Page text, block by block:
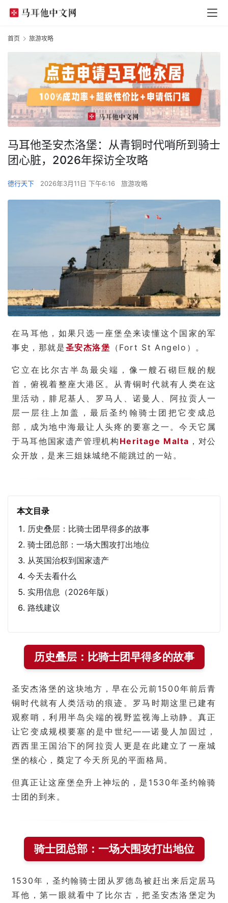
首页 旅游攻略
马耳他圣安杰洛堡：从青铜时代哨所到骑士
团心脏，2026年探访全攻略
德行天下 2026年3月11日 下午6:16 旅游攻略
在马耳他，如果只选一座堡垒来读懂这个国家的军
事史，那就是圣安杰洛堡 （Fort St Angelo）。
它立在比尔古半岛最尖端，像一艘石砌巨舰的舰
首，俯视着整座大港区。从青铜时代就有人类在这
里活动，腓尼基人、罗马人、诺曼人、阿拉贡人一
层一层往上加盖，最后圣约翰骑士团把它变成总
部，成为地中海最让人头疼的要塞之一。今天它属
于马耳他国家遗产管理机构 Heritage Malta ，对公
众开放，是来三姐妹城绝不能跳过的一站。
本文目录
历史叠层：比骑士团早得多的故事
骑士团总部：一场大围攻打出地位
从英国治权到国家遗产
今天去看什么
实用信息（2026年版）
路线建议
历史叠层：比骑士团早得多的故事
圣安杰洛堡的这块地方，早在公元前1500年前后青
铜时代就有人类活动的痕迹。罗马时期这里已建有
观察哨，利用半岛尖端的视野监视海上动静。真正
让它变成规模要塞的是中世纪——诺曼人加固过，
西西里王国治下的阿拉贡人更是在此建立了一座城
堡的核心，奠定了今天所见的平面格局。
但真正让这座堡垒升上神坛的，是1530年圣约翰骑
士团的到来。
骑士团总部：一场大围攻打出地位
1530年，圣约翰骑士团从罗德岛被赶出来后定居马
耳他，第一眼就看中了比尔古，把圣安杰洛堡定为